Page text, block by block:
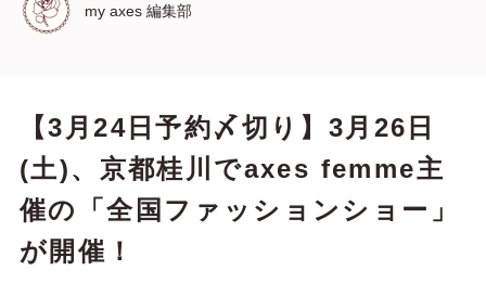
my axes 編集部
【3月24日予約〆切り】3月26日
(土)、京都桂川でaxes femme主
催の「全国ファッションショー」
が開催！